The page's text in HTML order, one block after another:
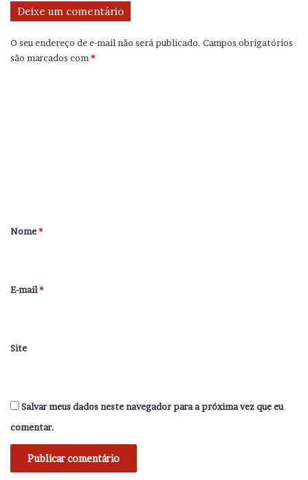
Deixe um comentário
O seu endereço de e-mail não será publicado. Campos obrigatórios
são marcados com *
r
*
Nome*
E-mail*
Site
Salvar meus dados neste navegador para a próxima vez que eu
comentar.